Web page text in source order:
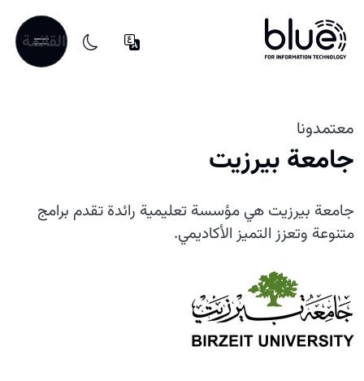
القائمة
معتمدونا
جامعة بيرزيت
جامعة بيرزيت هي مؤسسة تعليمية رائدة تقدم برامج
متنوعة وتعزز التميز الأكاديمي.